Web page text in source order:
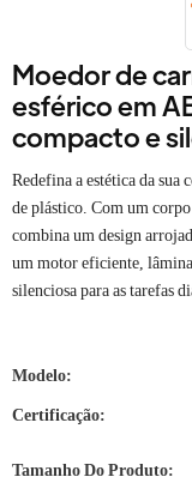
Moedor de
esférico em
compacto e
Redefina a estética da sua
de plástico. Com um
combina um design
um motor eficiente,
silenciosa para as tarefas
Modelo:
Certificação:
Tamanho Do Produto: